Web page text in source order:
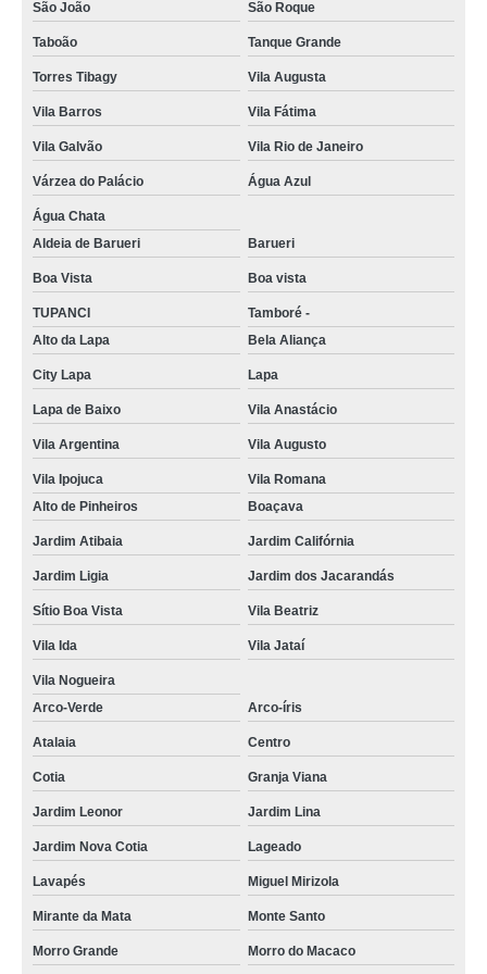
verniz para piso de madeira a base de água Macedo
verniz para piso de madeira Portão
distribuidor de verniz assoalho de madeira Vila Mariana
verniz para assoalho de madeira comprar Vila Beatriz
fornecedor de verniz para piso de madeira a base de água Monte Carmelo
verniz assoalho de madeira Macedo
verniz para assoalho comprar City Lapa
fornecedor de verniz bona Sítio Boa Vista
verniz bona Capelinha
verniz para piso de madeira a base de água preço Água Azul
fornecedor de verniz para assoalho Alto de Pinheiros
distribuidor de verniz para assoalho Socorro
verniz para assoalho preço Alto de Pinheiros
fornecedor de verniz assoalho de madeira Cidade Ademar
verniz piso madeira comprar São Roque
distribuidor de verniz para assoalho de madeira Campo Belo
verniz epoxi para piso Rio Cotia
fornecedor de verniz para taco de madeira Jardim Lina
verniz parquet Cidade Jardim
distribuidor de verniz epoxi para piso M'Boi Mirim
fornecedor de verniz para assoalho Campo Limpo
verniz para taco preço Bom Clima
verniz epoxi para piso preço Aldeia de Barueri
fornecedor de verniz assoalho de madeira São Bernardo do Campo
São João São Roque
Taboão Tanque Grande
Torres Tibagy Vila Augusta
Vila Barros Vila Fátima
Vila Galvão Vila Rio de Janeiro
Várzea do Palácio Água Azul
Água Chata
Aldeia de Barueri
Barueri
Boa Vista Boa vista
TUPANCI
Tamboré -
Alto da Lapa
Bela Aliança
City Lapa Lapa
Lapa de Baixo Vila Anastácio
Vila Argentina Vila Augusto
Vila Ipojuca
Vila Romana
Alto de Pinheiros
Boaçava
Jardim Atibaia Jardim Califórnia
Jardim Ligia Jardim dos Jacarandás
Sítio Boa Vista Vila Beatriz
Vila Ida Vila Jataí
Vila Nogueira
Arco-Verde
Arco-íris
Atalaia Centro
Cotia Granja Viana
Jardim Leonor Jardim Lina
Jardim Nova Cotia Lageado
Lavapés Miguel Mirizola
Mirante da Mata Monte Santo
Morro Grande Morro do Macaco